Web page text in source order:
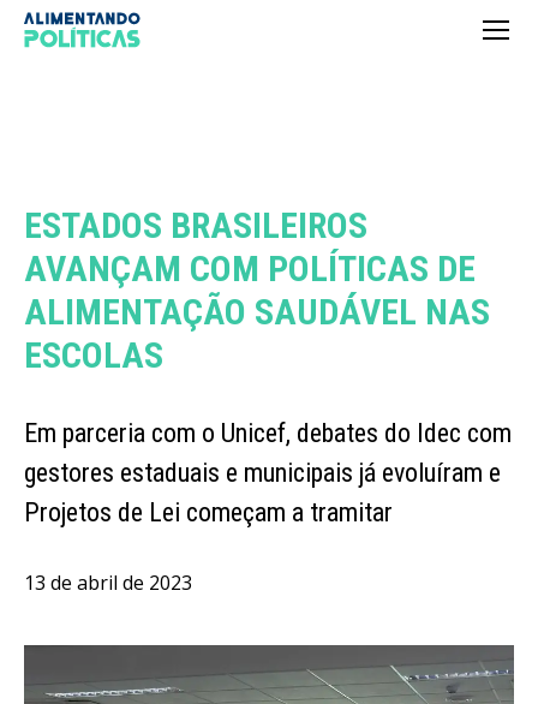
ESTADOS BRASILEIROS
AVANÇAM COM POLÍTICAS DE
ALIMENTAÇÃO SAUDÁVEL NAS
ESCOLAS
Em parceria com o Unicef, debates do Idec com
gestores estaduais e municipais já evoluíram e
Projetos de Lei começam a tramitar
13 de abril de 2023